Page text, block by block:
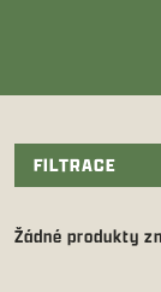
FILTRACE
Žádné produkty